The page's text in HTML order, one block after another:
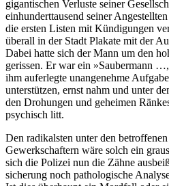
giganti­schen Verluste seiner
einhundert­tausend seiner
die ersten Listen mit Kündi­gungen
überall in der Stadt Plakate mit der
Dabei hatte sich der Mann um den
gerissen. Er war ein »Sauber­mann
ihm aufer­legte unange­nehme
unter­stützen, ernst nahm und unter
den Drohungen und geheimen
psychisch litt.
Den radikalsten unter den
Gewerk­schaftern wäre solch ein
sich die Polizei nun die Zähne
sicherung noch patholo­gische